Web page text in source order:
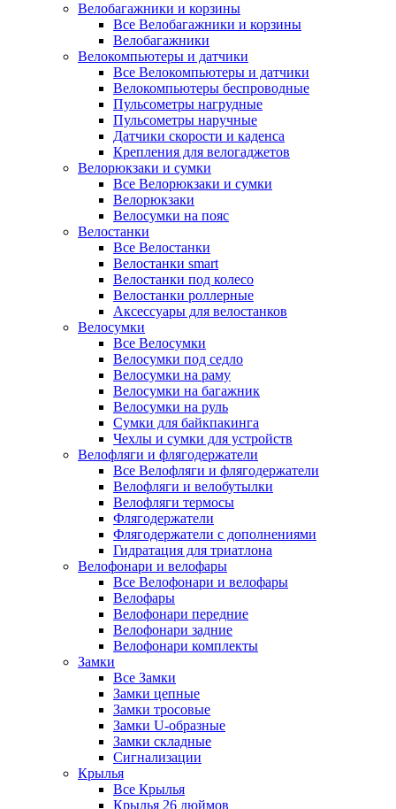
Велобагажники и корзины
Все Велобагажники и корзины
Велобагажники
Велокомпьютеры и датчики
Все Велокомпьютеры и датчики
Велокомпьютеры беспроводные
Пульсометры нагрудные
Пульсометры наручные
Датчики скорости и каденса
Крепления для велогаджетов
Велорюкзаки и сумки
Все Велорюкзаки и сумки
Велорюкзаки
Велосумки на пояс
Велостанки
Все Велостанки
Велостанки smart
Велостанки под колесо
Велостанки роллерные
Аксессуары для велостанков
Велосумки
Все Велосумки
Велосумки под седло
Велосумки на раму
Велосумки на багажник
Велосумки на руль
Сумки для байкпакинга
Чехлы и сумки для устройств
Велофляги и флягодержатели
Все Велофляги и флягодержатели
Велофляги и велобутылки
Велофляги термосы
Флягодержатели
Флягодержатели с дополнениями
Гидратация для триатлона
Велофонари и велофары
Все Велофонари и велофары
Велофары
Велофонари передние
Велофонари задние
Велофонари комплекты
Замки
Все Замки
Замки цепные
Замки тросовые
Замки U-образные
Замки складные
Сигнализации
Крылья
Все Крылья
Крылья 26 дюймов